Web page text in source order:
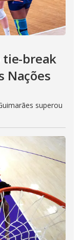
tie-break
Nações
superou